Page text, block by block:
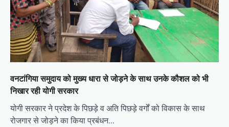
वनटांगिया समुदाय को मुख्य धारा से जोड़ने के साथ उनके कौशल को भी
निखार रही योगी सरकार
योगी सरकार ने प्रदेश के पिछड़े व अति पिछड़े वर्गों को विकास के साथ
रोजगार से जोड़ने का किया प्रबंधन…